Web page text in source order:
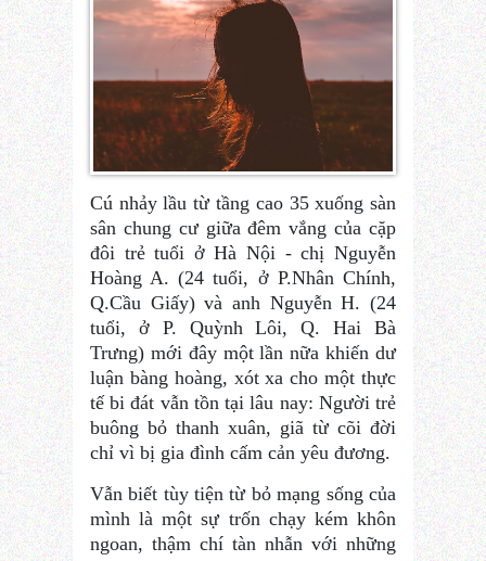
Cú nhảy lầu từ tầng cao 35 xuống sàn
sân chung cư giữa đêm vắng của cặp
đôi trẻ tuổi ở Hà Nội - chị Nguyễn
Hoàng A. (24 tuổi, ở P.Nhân Chính,
Q.Cầu Giấy) và anh Nguyễn H. (24
tuổi, ở P. Quỳnh Lôi, Q. Hai Bà
Trưng) mới đây một lần nữa khiến dư
luận bàng hoàng, xót xa cho một thực
tế bi đát vẫn tồn tại lâu nay: Người trẻ
buông bỏ thanh xuân, giã từ cõi đời
chỉ vì bị gia đình cấm cản yêu đương.
Vẫn biết tùy tiện từ bỏ mạng sống của
mình là một sự trốn chạy kém khôn
ngoan, thậm chí tàn nhẫn với những